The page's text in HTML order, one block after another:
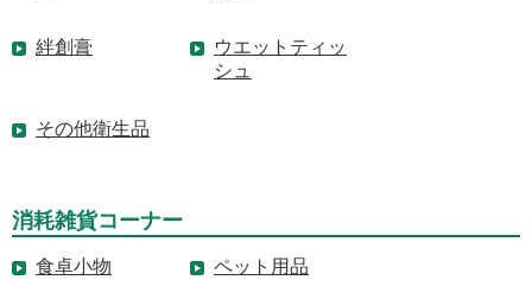
絆創膏
ウエットティッ
シュ
その他衛生品
消耗雑貨コーナー
食卓小物 ペット用品